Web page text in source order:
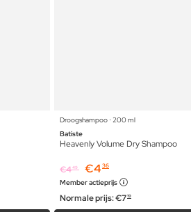
Droogshampoo ⋅ 200 ml
Batiste
Heavenly Volume Dry Shampoo
€449 €4 36
Member actieprijs
Normale prijs:€719